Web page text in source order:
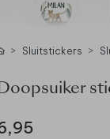
Sluitstickers